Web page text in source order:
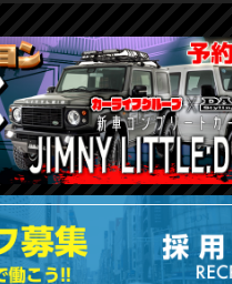
車種で探す
メーカーで探す 〜19,999円
20,000円〜29,999円
30,000円〜39,999円
40,000円〜49,999円
50,000円〜